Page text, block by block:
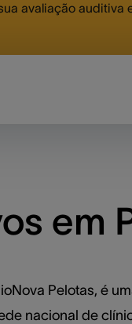
avaliação auditiva
em
Pelotas, é
nacional de